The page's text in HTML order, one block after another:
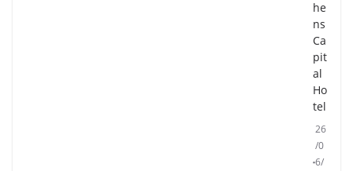
he
ns
Ca
pit
al
Ho
tel
26
/0
6/